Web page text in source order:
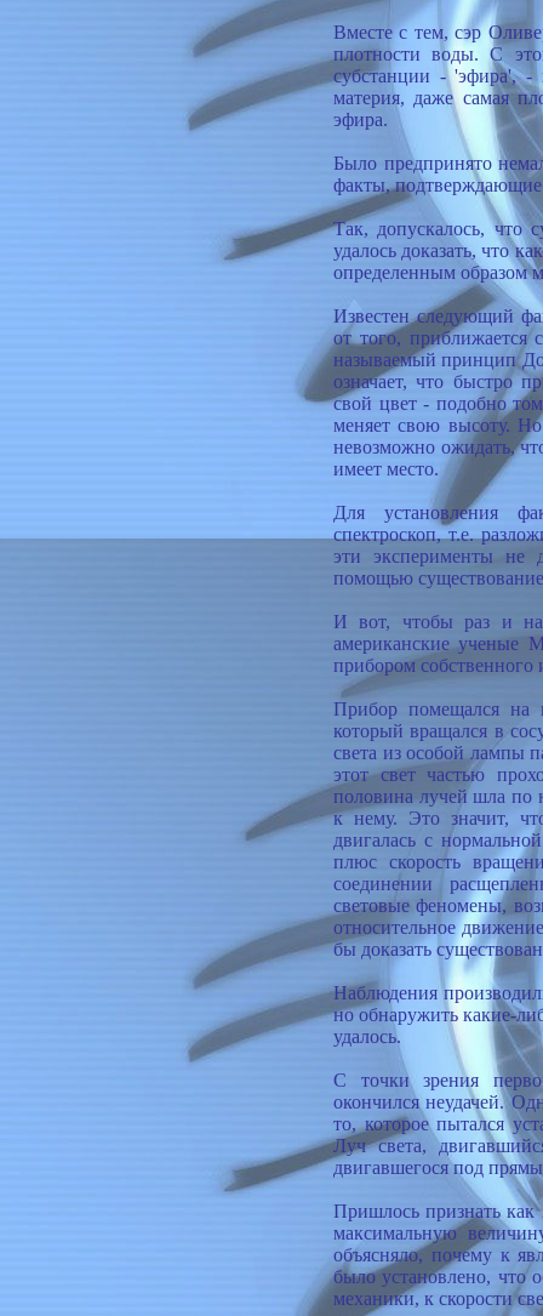
Вместе с тем, сэр
плотности воды. С
субстанции - 'эфира', -
материя, даже самая
эфира.
Было предпринято
факты, подтверждающие
Так, допускалось, что
удалось доказать, что
определенным образом
Известен следующий
от того, приближается
называемый принцип
означает, что быстро
свой цвет - подобно
меняет свою высоту. Но
невозможно ожидать,
имеет место.
Для установления
спектроскоп, т.е.
эти эксперименты не
помощью
И вот, чтобы раз и
американские ученые
прибором собственного
Прибор помещался на
который вращался в
света из особой лампы
этот свет частью
половина лучей шла по
к нему. Это значит,
двигалась с
плюс скорость
соединении
световые феномены,
относительное
бы доказать
Наблюдения
но обнаружить какие-
удалось.
С точки зрения
окончился неудачей.
то, которое пытался
Луч света,
двигавшегося под
Пришлось признать как
максимальную
объясняло, почему к
было установлено, что
механики, к скорости